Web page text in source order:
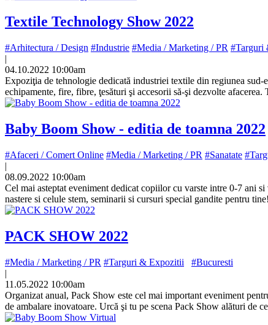
Textile Technology Show 2022
#Arhitectura / Design #Industrie #Media / Marketing / PR #Targuri
|
04.10.2022 10:00am
Expoziţia de tehnologie dedicată industriei textile din regiunea
echipamente, fire, fibre, ţesături şi accesorii să-şi dezvolte
Baby Boom Show - editia de toamna 2022
#Afaceri / Comert Online #Media / Marketing / PR #Sanatate
|
08.09.2022 10:00am
Cel mai asteptat eveniment dedicat copiilor cu varste intre 0-7 ani
nastere si celule stem, seminarii si cursuri special gandite pentru
PACK SHOW 2022
#Media / Marketing / PR #Targuri & Expozitii
#Bucuresti
|
11.05.2022 10:00am
Organizat anual, Pack Show este cel mai important eveniment
de ambalare inovatoare. Urcă şi tu pe scena Pack Show alături